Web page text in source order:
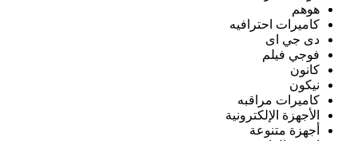
هوهم
كاميرات احترافيه
دى جي اى
فوجي فيلم
كانون
نيكون
كاميرات مراقبه
الأجهزة الإلكترونية
أجهزة متنوعة